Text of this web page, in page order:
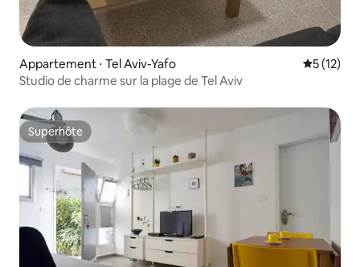
Appartement ⋅ Tel Aviv-Yafo
5 (12)
Studio de charme sur la plage de Tel Aviv
Superhôte
Superhôte